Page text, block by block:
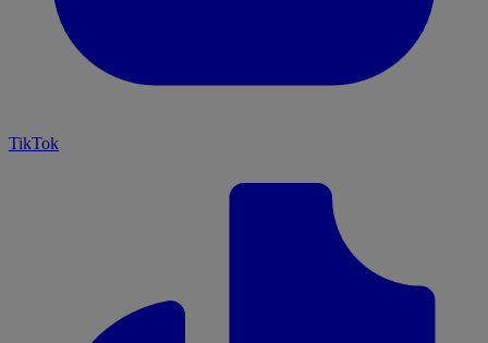
TikTok